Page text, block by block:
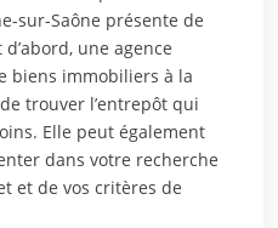
sur-Saône présente de
une agence
biens immobiliers à la
trouver l’entrepôt qui
Elle peut également
dans votre recherche
et de vos critères de